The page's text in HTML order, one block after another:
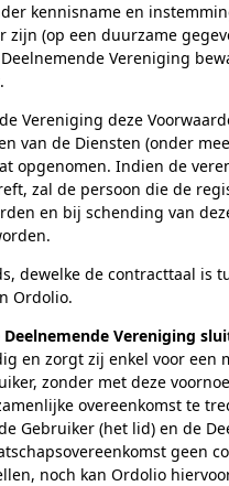
kennisname en
zijn (op een duurzame
Vereniging
Vereniging deze
van de Diensten (onder
opgenomen. Indien de
zal de persoon die de
en bij schending van
dewelke de contracttaal is
Ordolio.
Vereniging
en zorgt zij enkel voor een
zonder met deze
overeenkomst te
Gebruiker (het lid) en de
geen
noch kan Ordolio